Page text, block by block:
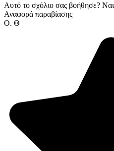
Αυτό το σχόλιο σας βοήθησε? Ναι
Αναφορά παραβίασης
Ο. Θ